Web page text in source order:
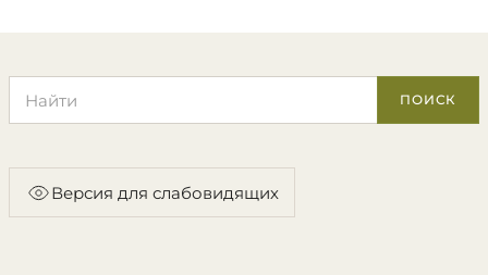
ПОИСК
Версия для слабовидящих